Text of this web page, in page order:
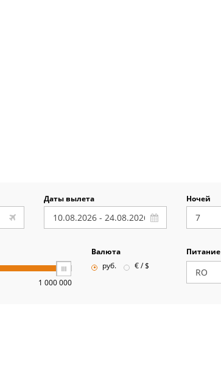
Даты вылета Ночей
1 000 000
Валюта
руб.
€ / $
Питание